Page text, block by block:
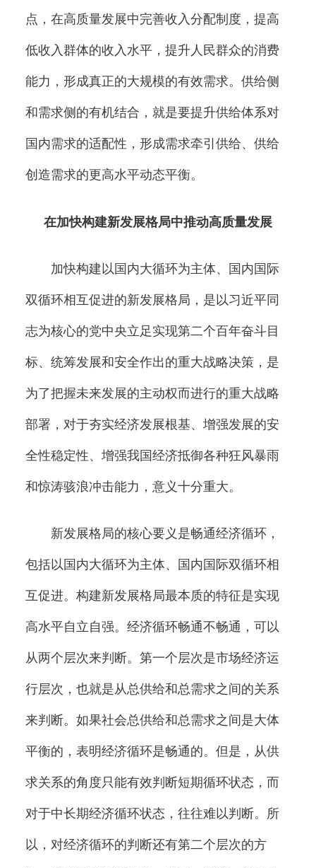
点，在高质量发展中完善收入分配制度，提高
低收入群体的收入水平，提升人民群众的消费
能力，形成真正的大规模的有效需求。供给侧
和需求侧的有机结合，就是要提升供给体系对
国内需求的适配性，形成需求牵引供给、供给
创造需求的更高水平动态平衡。
在加快构建新发展格局中推动高质量发展
加快构建以国内大循环为主体、国内国际
双循环相互促进的新发展格局，是以习近平同
志为核心的党中央立足实现第二个百年奋斗目
标、统筹发展和安全作出的重大战略决策，是
为了把握未来发展的主动权而进行的重大战略
部署，对于夯实经济发展根基、增强发展的安
全性稳定性、增强我国经济抵御各种狂风暴雨
和惊涛骇浪冲击能力，意义十分重大。
新发展格局的核心要义是畅通经济循环，
包括以国内大循环为主体、国内国际双循环相
互促进。构建新发展格局最本质的特征是实现
高水平自立自强。经济循环畅通不畅通，可以
从两个层次来判断。第一个层次是市场经济运
行层次，也就是从总供给和总需求之间的关系
来判断。如果社会总供给和总需求之间是大体
平衡的，表明经济循环是畅通的。但是，从供
求关系的角度只能有效判断短期循环状态，而
对于中长期经济循环状态，往往难以判断。所
以，对经济循环的判断还有第二个层次的方